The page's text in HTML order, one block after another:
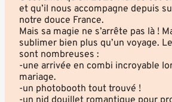
et qu’il nous accompagne depuis
notre douce France.
Mais sa magie ne s’arrête pas là !
sublimer bien plus qu’un voyage.
sont nombreuses :
-une arrivée en combi incroyable
mariage.
-un photobooth tout trouvé !